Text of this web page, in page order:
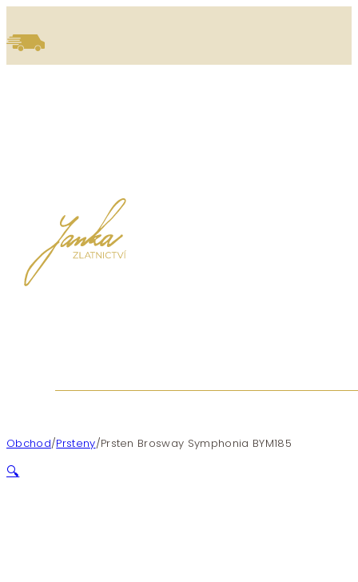
Obchod/Prsteny/Prsten Brosway Symphonia BYM185
🔍